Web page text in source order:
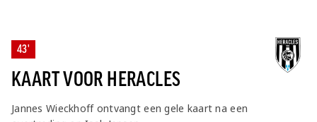
43'
KAART VOOR HERACLES
Jannes Wieckhoff ontvangt een gele kaart na een